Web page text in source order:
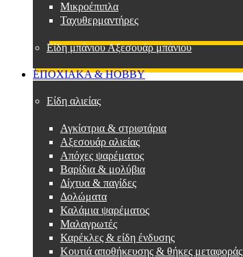
Μικροέπιπλα
Ταχυθερμαντήρες
Είδη μπάνιου Αξεσουάρ μπάνιου
ΕΠΟΧΙΑΚΑ & HOBBY
Είδη αλιείας
Αγκίστρια & στριφτάρια
Αξεσουάρ αλιείας
Απόχες ψαρέματος
Βαρίδια & μολύβια
Δίχτυα & παγίδες
Δολώματα
Καλάμια ψαρέματος
Μαλαγρωτές
Καρέκλες & είδη ένδυσης
Κουτιά αποθήκευσης & θήκες μεταφοράς